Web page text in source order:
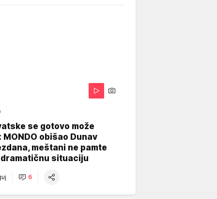
se gotovo može
MONDO obišao Dunav
meštani ne pamte
situaciju
6